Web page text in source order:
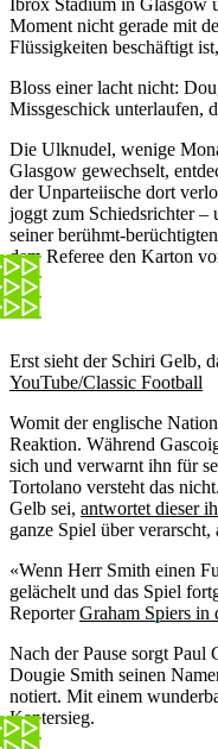
Moment nicht gerade mit
Flüssigkeiten beschäftigt
Bloss einer lacht nicht:
Missgeschick unterlaufen,
Die Ulknudel, wenige
Glasgow gewechselt,
der Unparteiische dort
joggt zum Schiedsrichter –
seiner berühmt-
dem Referee den Karton
Erst sieht der Schiri Gelb,
YouTube/Classic Football
Womit der englische
Reaktion. Während
sich und verwarnt ihn für
Tortolano versteht das
Gelb sei, antwortet dieser
ganze Spiel über
«Wenn Herr Smith einen
gelächelt und das Spiel
ReporterGraham Spiers in
Nach der Pause sorgt Paul
Dougie Smith seinen
notiert. Mit einem
Kantersieg.